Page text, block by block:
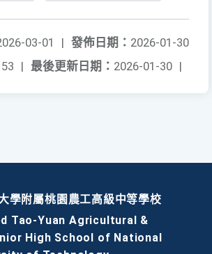
發佈日期： 2026-01-30
03-01
|
最後更新日期： 2026-01-30 |
|
學附屬桃園農工高級中等學校
Tao-Yuan Agricultural &
High School of National